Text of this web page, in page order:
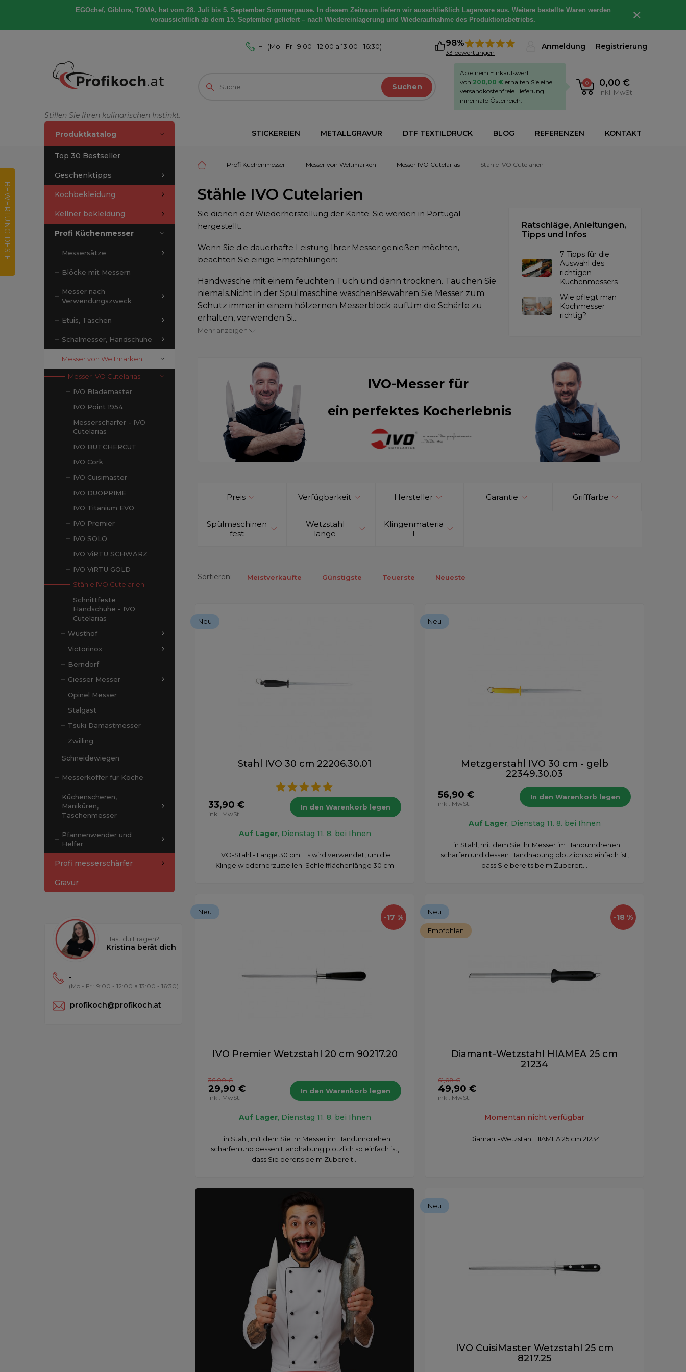
EGOchef, Giblors, TOMA, hat vom 28. Juli bis 5. September Sommerpause. In diesem Zeitraum liefern wir ausschließlich Lagerware aus. Weitere bestellte Waren werden
voraussichtlich ab dem 15. September geliefert – nach Wiedereinlagerung und Wiederaufnahme des Produktionsbetriebs.
×
Stillen Sie Ihren kulinarischen Instinkt.
- (Mo - Fr.: 9:00 - 12:00 a 13:00 - 16:30) 98%
33 bewertungen
Anmeldung Registrierung
Suchen 0 0,00 €
inkl. MwSt.
Ab einem Einkaufswert
von 200,00 € erhalten Sie eine
versandkostenfreie Lieferung
innerhalb Österreich.
STICKEREIEN METALLGRAVUR DTF TEXTILDRUCK BLOG REFERENZEN KONTAKT
Produktkatalog
Top 30 Bestseller
Geschenktipps
Kochbekleidung
Kellner bekleidung
Profi Küchenmesser
Messersätze
Blöcke mit Messern
Messer nach
Verwendungszweck
Etuis, Taschen
Schälmesser, Handschuhe
Messer von Weltmarken
Messer IVO Cutelarias
IVO Blademaster
IVO Point 1954
Messerschärfer - IVO
Cutelarias
IVO BUTCHERCUT
IVO Cork
IVO Cuisimaster
IVO DUOPRIME
IVO Titanium EVO
IVO Premier
IVO SOLO
IVO ViRTU SCHWARZ
IVO ViRTU GOLD
Stähle IVO Cutelarien
Schnittfeste
Handschuhe - IVO
Cutelarias
Wüsthof
Victorinox
Berndorf
Giesser Messer
Opinel Messer
Stalgast
Tsuki Damastmesser
Zwilling
Schneidewiegen
Messerkoffer für Köche
Küchenscheren,
Maniküren,
Taschenmesser
Pfannenwender und
Helfer
Profi messerschärfer
Gravur
Hast du Fragen?
Kristina berät dich
-
(Mo - Fr.: 9:00 - 12:00 a 13:00 - 16:30)
profikoch@profikoch.at
Profi Küchenmesser Messer von Weltmarken Messer IVO Cutelarias Stähle IVO Cutelarien
Stähle IVO Cutelarien
Sie dienen der Wiederherstellung der Kante. Sie werden in Portugal
hergestellt.
Wenn Sie die dauerhafte Leistung Ihrer Messer genießen möchten,
beachten Sie einige Empfehlungen:
Handwäsche mit einem feuchten Tuch und dann trocknen. Tauchen Sie
niemals.Nicht in der Spülmaschine waschenBewahren Sie Messer zum
Schutz immer in einem hölzernen Messerblock aufUm die Schärfe zu
erhalten, verwenden Si...
Mehr anzeigen
Ratschläge, Anleitungen,
Tipps und Infos
7 Tipps für die
Auswahl des
richtigen
Küchenmessers
Wie pflegt man
Kochmesser
richtig?
IVO-Messer für
ein perfektes Kocherlebnis
Preis Verfügbarkeit Hersteller Garantie Grifffarbe
Spülmaschinen
fest
Wetzstahl
länge
Klingenmateria
l
Sortieren: Meistverkaufte Günstigste Teuerste Neueste
Neu
Stahl IVO 30 cm 22206.30.01
33,90 €
inkl. MwSt.
In den Warenkorb legen
Auf Lager, Dienstag 11. 8. bei Ihnen
IVO-Stahl - Länge 30 cm. Es wird verwendet, um die
Klinge wiederherzustellen. Schleifflächenlänge 30 cm
Neu
Metzgerstahl IVO 30 cm - gelb
22349.30.03
56,90 €
inkl. MwSt.
In den Warenkorb legen
Auf Lager, Dienstag 11. 8. bei Ihnen
Ein Stahl, mit dem Sie Ihr Messer im Handumdrehen
schärfen und dessen Handhabung plötzlich so einfach ist,
dass Sie bereits beim Zubereit...
-17 %
Neu
IVO Premier Wetzstahl 20 cm 90217.20
36,00 €
29,90 €
inkl. MwSt.
In den Warenkorb legen
Auf Lager, Dienstag 11. 8. bei Ihnen
Ein Stahl, mit dem Sie Ihr Messer im Handumdrehen
schärfen und dessen Handhabung plötzlich so einfach ist,
dass Sie bereits beim Zubereit...
-18 %
Neu
Empfohlen
Diamant-Wetzstahl HIAMEA 25 cm
21234
61,08 €
49,90 €
inkl. MwSt.
Momentan nicht verfügbar
Diamant-Wetzstahl HIAMEA 25 cm 21234
Neu
IVO CuisiMaster Wetzstahl 25 cm
8217.25
B
E
W
E
R
T
U
N
G
D
E
S
E
-
H
O
P